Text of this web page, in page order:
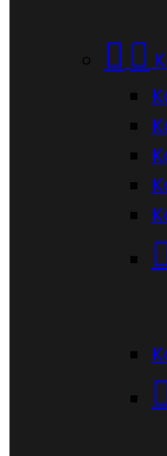
 